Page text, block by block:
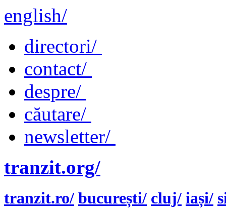
english/
directori/
contact/
despre/
căutare/
newsletter/
tranzit.org/
tranzit.ro/ bucurești/ cluj/ iași/